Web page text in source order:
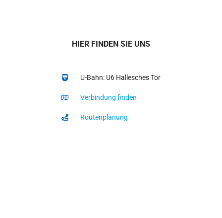
HIER FINDEN SIE UNS
U-Bahn: U6 Hallesches Tor
Verbindung finden
Routenplanung